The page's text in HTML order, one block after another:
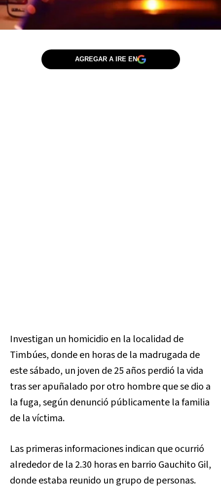
AGREGAR A IRE EN
Investigan un homicidio en la localidad de
Timbúes, donde en horas de la madrugada de
este sábado, un joven de 25 años perdió la vida
tras ser apuñalado por otro hombre que se dio a
la fuga, según denunció públicamente la familia
de la víctima.
Las primeras informaciones indican que ocurrió
alrededor de la 2.30 horas en barrio Gauchito Gil,
donde estaba reunido un grupo de personas.